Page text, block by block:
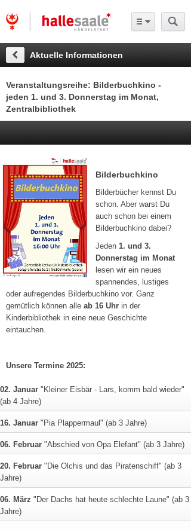
Aktuelle Informationen
Veranstaltungsreihe: Bilderbuchkino -
jeden 1. und 3. Donnerstag im Monat,
Zentralbibliothek
Bilderbuchkino
Bilderbücher kennst Du
schon. Aber warst Du
auch schon bei einem
Bilderbuchkino dabei?
Jeden 1. und 3.
Donnerstag im Monat
lesen wir ein neues
spannendes, lustiges
oder aufregendes Bilderbuchkino vor. Ganz
gemütlich können alle ab 16 Uhr in der
Kinderbibliothek in eine neue Geschichte
eintauchen.
Unsere Termine 2025:
02. Januar "Kleiner Eisbär - Lars, komm bald wieder"
(ab 4 Jahre)
16. Januar "Pia Plappermaul" (ab 3 Jahre)
06. Februar "Abschied von Opa Elefant" (ab 3 Jahre)
20. Februar "Die Olchis und das Piratenschiff" (ab 3
Jahre)
06. März "Der Dachs hat heute schlechte Laune" (ab 3
Jahre)